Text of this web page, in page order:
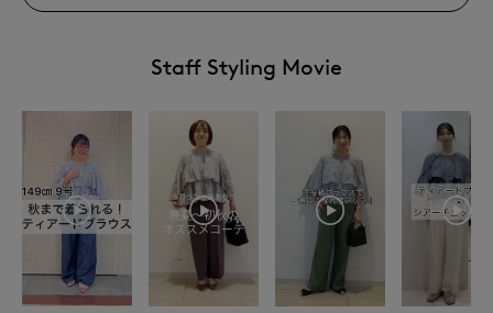
Staff Styling Movie